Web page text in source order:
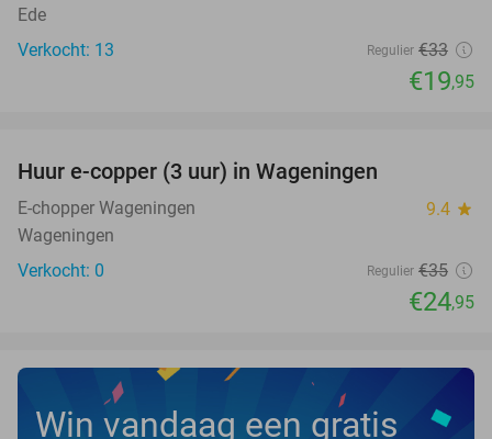
Ede
Verkocht: 13
Regulier €33
€19,95
TODAY
Huur e-copper (3 uur) in Wageningen
E-chopper Wageningen 9.4 star
Wageningen
Verkocht: 0
Regulier €35
€24,95
Win vandaag een gratis